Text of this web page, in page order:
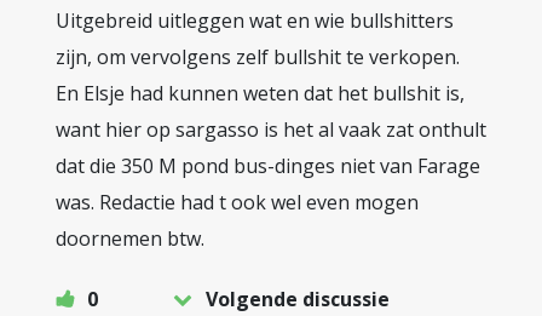
Uitgebreid uitleggen wat en wie bullshitters
zijn, om vervolgens zelf bullshit te verkopen.
En Elsje had kunnen weten dat het bullshit is,
want hier op sargasso is het al vaak zat onthult
dat die 350 M pond bus-dinges niet van Farage
was. Redactie had t ook wel even mogen
doornemen btw.
0
Volgende discussie